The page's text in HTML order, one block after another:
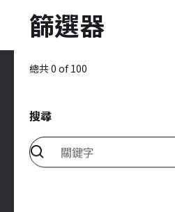
篩選器
總共0 of100
搜尋
雅浩國際股份有限公司